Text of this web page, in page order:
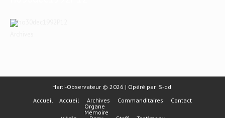
Haïti-Observateur © 2026 | Opéré par S-dd
Accueil
Accueil Archives Commanditaires
Contact
Organe
Mémoire